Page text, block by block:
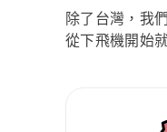
除了台灣，我
從下飛機開始